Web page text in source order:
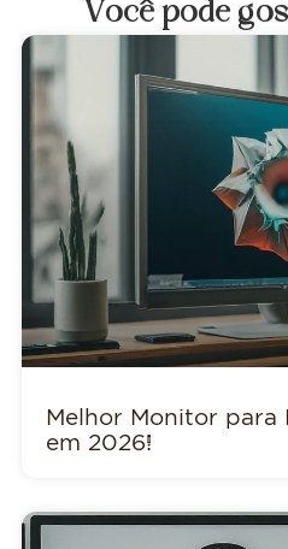
Você pode
Melhor Monitor para
em 2026!